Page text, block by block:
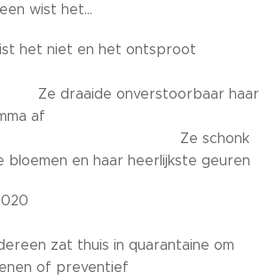
wist het...
wist het niet en het ontsproot
onverstoorbaar haar
programma af
schonk
bloemen en haar heerlijkste geuren
Maart 2020
thuis in quarantaine om
of preventief